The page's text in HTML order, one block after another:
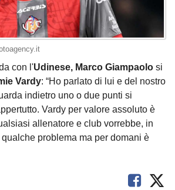
con l'Udinese, Marco Giampaolo si
Vardy: “Ho parlato di lui e del nostro
indietro uno o due punti si
Vardy per valore assoluto è
allenatore e club vorrebbe, in
problema ma per domani è